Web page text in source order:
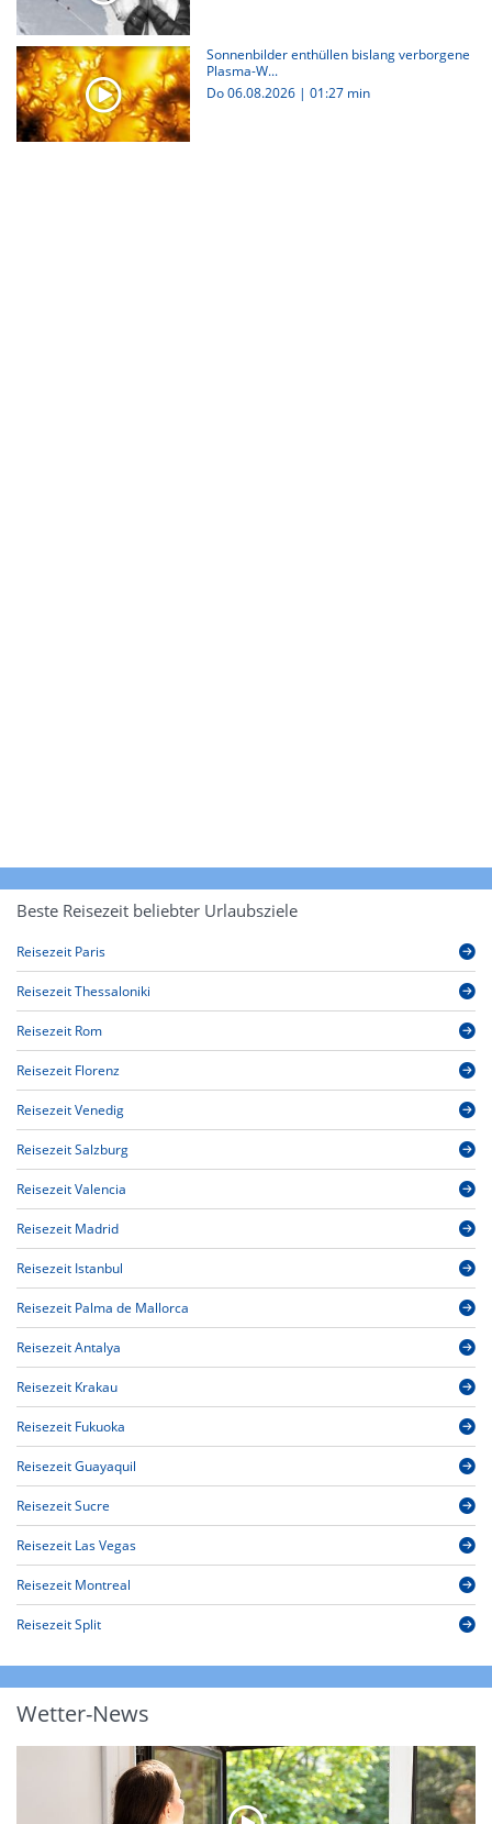
Sonnenbilder enthüllen bislang verborgene
Plasma-W...
Do 06.08.2026 | 01:27 min
Beste Reisezeit beliebter Urlaubsziele
Reisezeit Paris
Reisezeit Thessaloniki
Reisezeit Rom
Reisezeit Florenz
Reisezeit Venedig
Reisezeit Salzburg
Reisezeit Valencia
Reisezeit Madrid
Reisezeit Istanbul
Reisezeit Palma de Mallorca
Reisezeit Antalya
Reisezeit Krakau
Reisezeit Fukuoka
Reisezeit Guayaquil
Reisezeit Sucre
Reisezeit Las Vegas
Reisezeit Montreal
Reisezeit Split
Wetter-News